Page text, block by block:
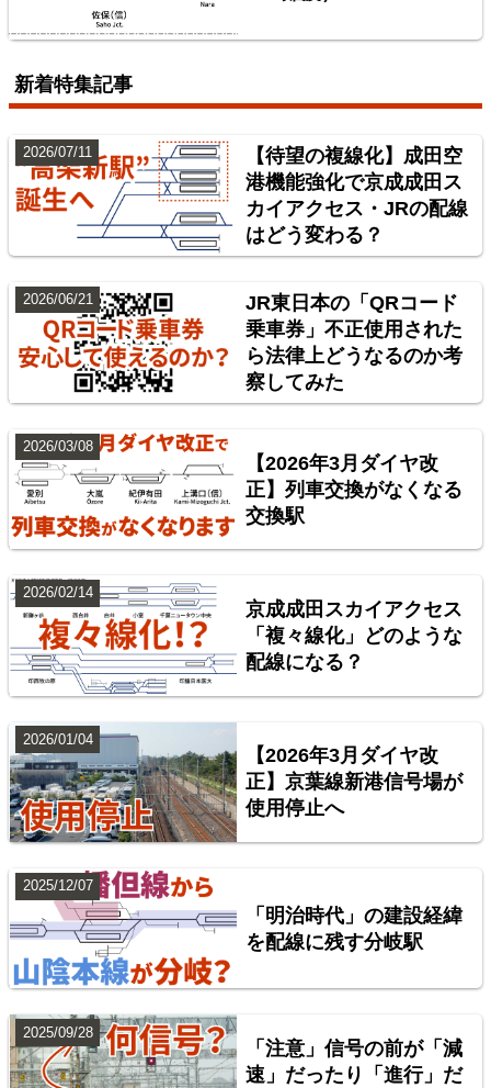
配線略図で辿る首都圏の保線基地
楽天市場
東北地方臨海鉄道配線略図 福島・仙台・秋田・八戸
臨海鉄道
楽天市場 書泉 BOOTH
配線略図で辿る首都圏の回送列車2 特急型車両編
新着特集記事
【待望の複線化】成田空
港機能強化で京成成田ス
カイアクセス・JRの配線
はどう変わる？
2026/07/11
JR東日本の「QRコード
乗車券」不正使用された
ら法律上どうなるのか考
察してみた
2026/06/21
【2026年3月ダイヤ改
正】列車交換がなくなる
交換駅
2026/03/08
京成成田スカイアクセス
「複々線化」どのような
配線になる？
2026/02/14
【2026年3月ダイヤ改
正】京葉線新港信号場が
使用停止へ
2026/01/04
「明治時代」の建設経緯
を配線に残す分岐駅
2025/12/07
「注意」信号の前が「減
速」だったり「進行」だ
2025/09/28